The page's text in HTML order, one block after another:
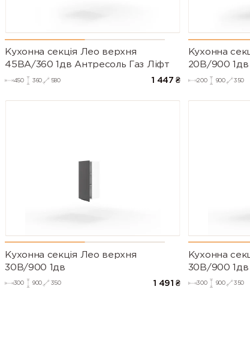
Кухонна секція Лео верхня
45ВА/360 1дв Антресоль Газ Ліфт
450 360 580 1 447 ₴
Кухонна
20В/900 1дв
200 900 350
Кухонна секція Лео верхня
30В/900 1дв
300 900 350 1 491 ₴
Кухонна
30В/900 1дв
300 900 350